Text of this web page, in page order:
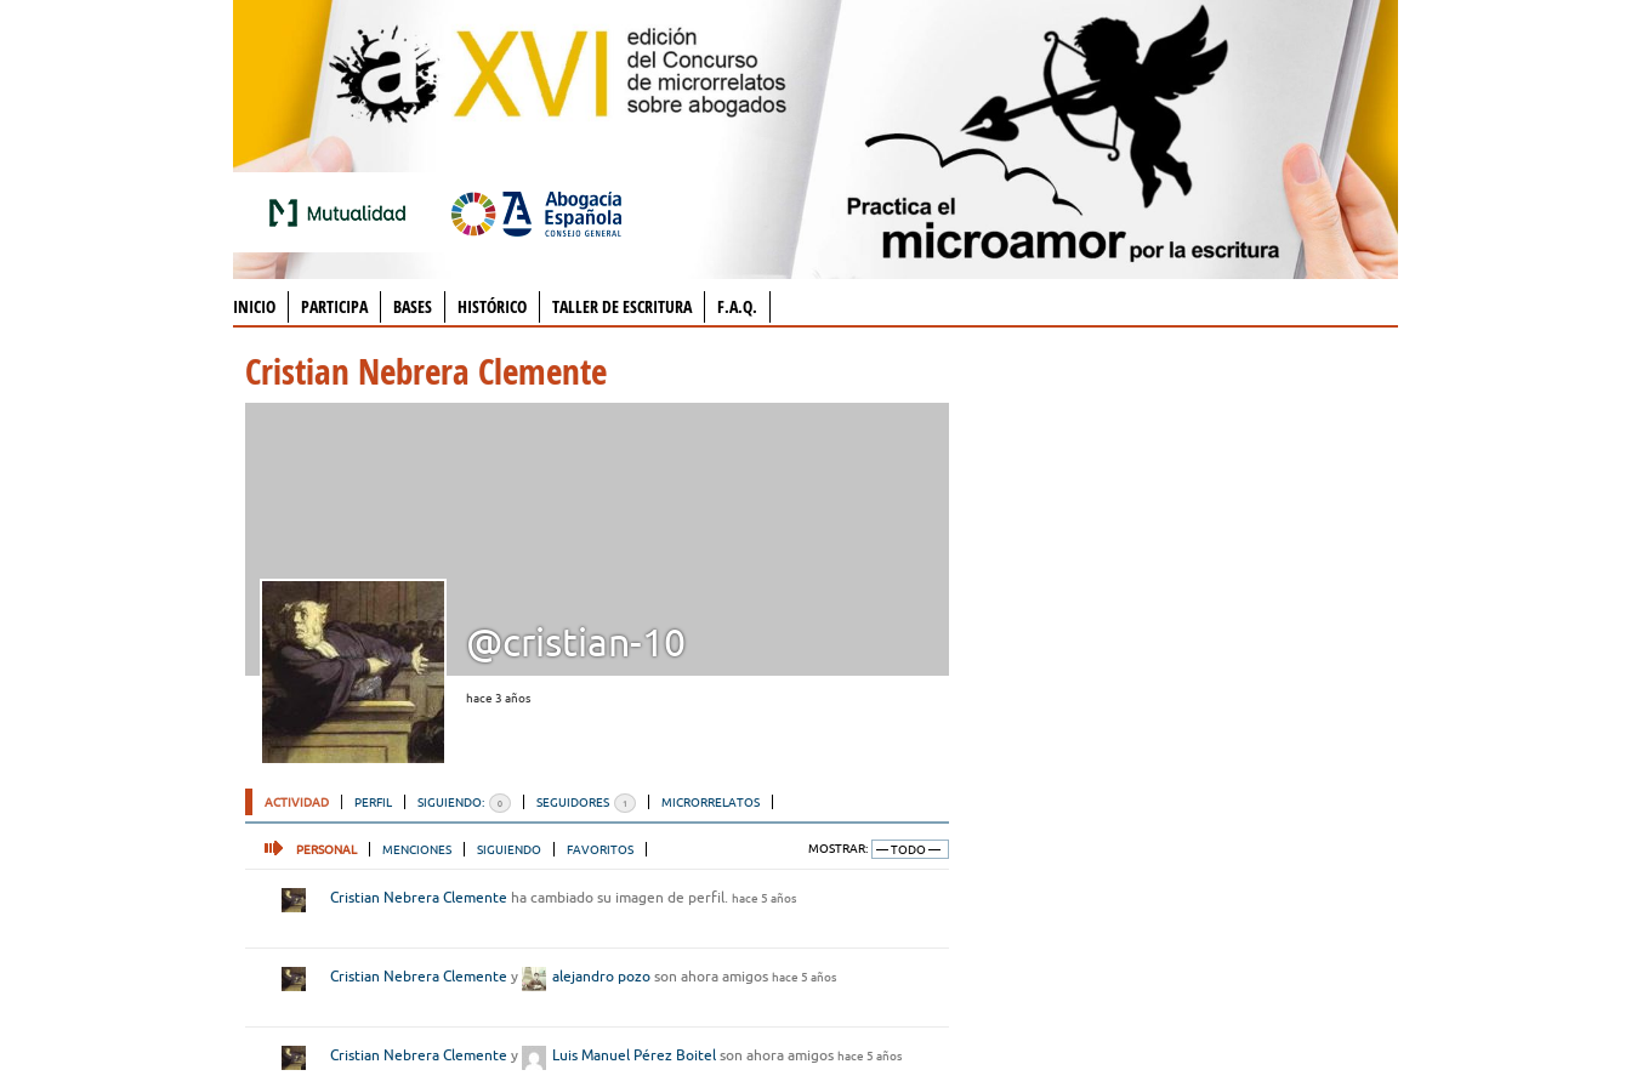
INICIO PARTICIPA BASES HISTÓRICO TALLER DE ESCRITURA F.A.Q.
Cristian Nebrera Clemente
@cristian-10
hace 3 años
ACTIVIDAD PERFIL SIGUIENDO: 0 SEGUIDORES 1 MICRORRELATOS
PERSONAL MENCIONES SIGUIENDO FAVORITOS MOSTRAR:
Cristian Nebrera Clemente ha cambiado su imagen de perfil. hace 5 años
Cristian Nebrera Clemente y alejandro pozo son ahora amigos hace 5 años
Cristian Nebrera Clemente y Luis Manuel Pérez Boitel son ahora amigos hace 5 años